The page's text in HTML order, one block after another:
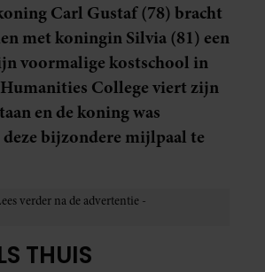
Carl Gustaf (78) bracht
met koningin Silvia (81) een
voormalige kostschool in
College viert zijn
en de koning was
deze bijzondere mijlpaal te
THUIS